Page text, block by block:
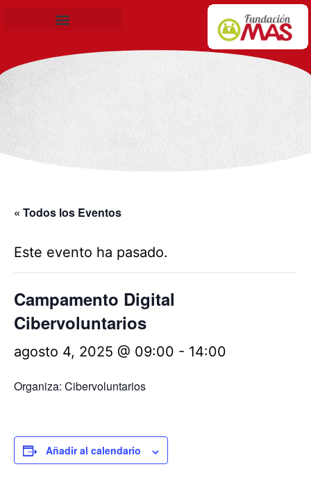
« Todos los Eventos
Este evento ha pasado.
Campamento Digital
Cibervoluntarios
agosto 4, 2025 @ 09:00 - 14:00
Organiza: Cibervoluntarios
Añadir al calendario